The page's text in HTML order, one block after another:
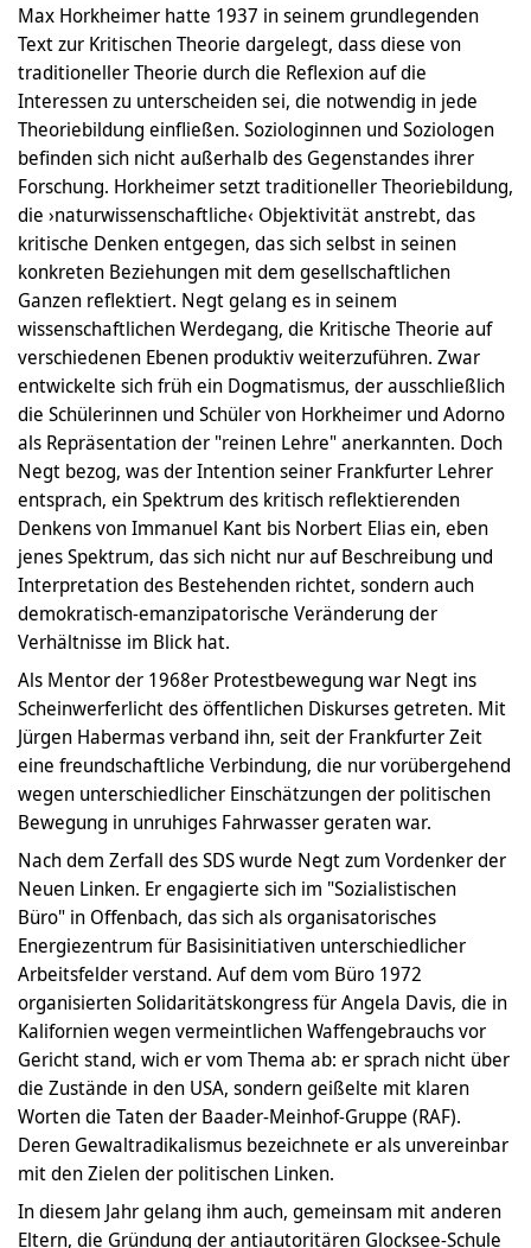
Max Horkheimer hatte 1937 in seinem grundlegenden
Text zur Kritischen Theorie dargelegt, dass diese von
traditioneller Theorie durch die Reflexion auf die
Interessen zu unterscheiden sei, die notwendig in jede
Theoriebildung einfließen. Soziologinnen und Soziologen
befinden sich nicht außerhalb des Gegenstandes ihrer
Forschung. Horkheimer setzt traditioneller Theoriebildung,
die ›naturwissenschaftliche‹ Objektivität anstrebt, das
kritische Denken entgegen, das sich selbst in seinen
konkreten Beziehungen mit dem gesellschaftlichen
Ganzen reflektiert. Negt gelang es in seinem
wissenschaftlichen Werdegang, die Kritische Theorie auf
verschiedenen Ebenen produktiv weiterzuführen. Zwar
entwickelte sich früh ein Dogmatismus, der ausschließlich
die Schülerinnen und Schüler von Horkheimer und Adorno
als Repräsentation der "reinen Lehre" anerkannten. Doch
Negt bezog, was der Intention seiner Frankfurter Lehrer
entsprach, ein Spektrum des kritisch reflektierenden
Denkens von Immanuel Kant bis Norbert Elias ein, eben
jenes Spektrum, das sich nicht nur auf Beschreibung und
Interpretation des Bestehenden richtet, sondern auch
demokratisch-emanzipatorische Veränderung der
Verhältnisse im Blick hat.
Als Mentor der 1968er Protestbewegung war Negt ins
Scheinwerferlicht des öffentlichen Diskurses getreten. Mit
Jürgen Habermas verband ihn, seit der Frankfurter Zeit
eine freundschaftliche Verbindung, die nur vorübergehend
wegen unterschiedlicher Einschätzungen der politischen
Bewegung in unruhiges Fahrwasser geraten war.
Nach dem Zerfall des SDS wurde Negt zum Vordenker der
Neuen Linken. Er engagierte sich im "Sozialistischen
Büro" in Offenbach, das sich als organisatorisches
Energiezentrum für Basisinitiativen unterschiedlicher
Arbeitsfelder verstand. Auf dem vom Büro 1972
organisierten Solidaritätskongress für Angela Davis, die in
Kalifornien wegen vermeintlichen Waffengebrauchs vor
Gericht stand, wich er vom Thema ab: er sprach nicht über
die Zustände in den USA, sondern geißelte mit klaren
Worten die Taten der Baader-Meinhof-Gruppe (RAF).
Deren Gewaltradikalismus bezeichnete er als unvereinbar
mit den Zielen der politischen Linken.
In diesem Jahr gelang ihm auch, gemeinsam mit anderen
Eltern, die Gründung der antiautoritären Glocksee-Schule